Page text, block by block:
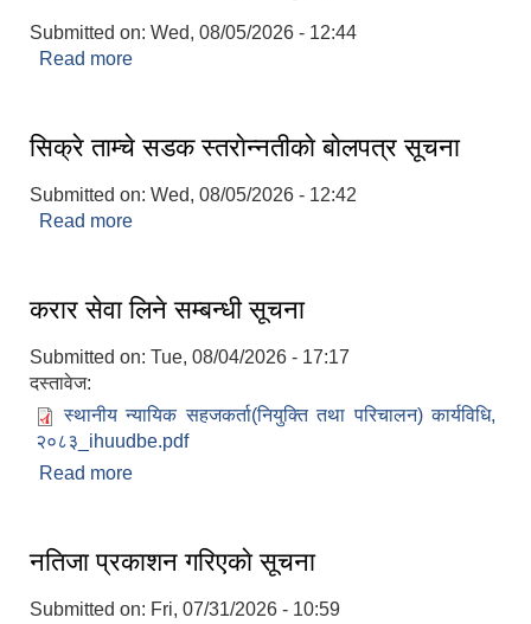
Submitted on: Wed, 08/05/2026 - 12:44
Read more
सिक्रे ताम्चे सडक स्तराेन्नतीकाे बाेलपत्र सूचना
Submitted on: Wed, 08/05/2026 - 12:42
Read more
करार सेवा लिने सम्बन्धी सूचना
Submitted on: Tue, 08/04/2026 - 17:17
दस्तावेज:
स्थानीय न्यायिक सहजकर्ता(नियुक्ति तथा परिचालन) कार्यविधि,
२०८३_ihuudbe.pdf
Read more
नतिजा प्रकाशन गरिएकाे सूचना
Submitted on: Fri, 07/31/2026 - 10:59